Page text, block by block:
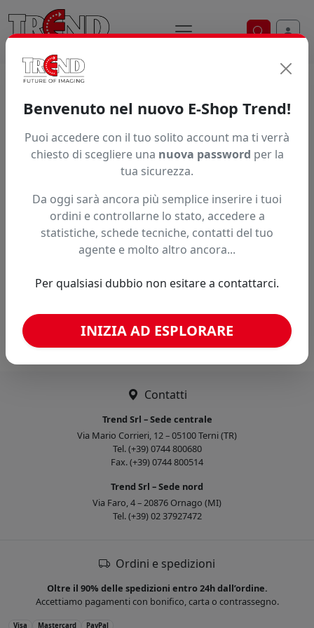
Ricerca
Articolo non trovato.
Hai trovato questo prodotto ad un prezzo più basso?
Fai una segnalazione
Confronta con articoli simili
Caricamento confronto...
Contatti
Trend Srl – Sede centrale
Via Mario Corrieri, 12 – 05100 Terni (TR)
Tel. (+39) 0744 800680
Fax. (+39) 0744 800514
Trend Srl – Sede nord
Via Faro, 4 – 20876 Ornago (MI)
Tel. (+39) 02 37927472
Ordini e spedizioni
Oltre il 90% delle spedizioni entro 24h dall’ordine.
Accettiamo pagamenti con bonifico, carta o contrassegno.
Visa Mastercard PayPal
Benvenuto nel nuovo E-Shop Trend!
Puoi accedere con il tuo solito account ma ti verrà
chiesto di scegliere una nuova password per la
tua sicurezza.
Da oggi sarà ancora più semplice inserire i tuoi
ordini e controllarne lo stato, accedere a
statistiche, schede tecniche, contatti del tuo
agente e molto altro ancora...
Per qualsiasi dubbio non esitare a contattarci.
INIZIA AD ESPLORARE